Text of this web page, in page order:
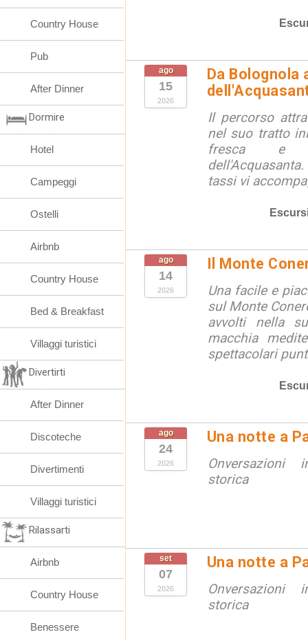
ago
15
2026
Da Bolognola
Il percorso
nel suo tratto
fresca e
tassi vi
ago
14
2026
Il Monte
Una facile e
sul Monte
avvolti nella
macchia
spettacolari
ago
24
2026
Una notte a
Onversazioni
storica
set
07
2026
Una notte a
Onversazioni
storica
Country House
Pub
After Dinner
Dormire
Hotel
Campeggi
Ostelli
Airbnb
Country House
Bed & Breakfast
Villaggi turistici
Divertirti
After Dinner
Discoteche
Divertimenti
Villaggi turistici
Rilassarti
Airbnb
Country House
Benessere